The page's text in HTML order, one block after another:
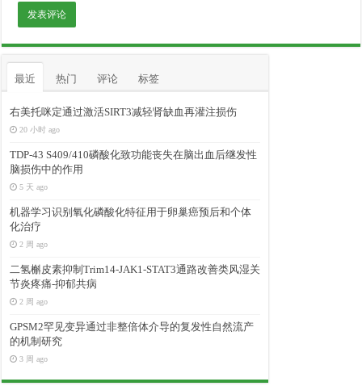
最近 热门 评论 标签
右美托咪定通过激活SIRT3减轻肾缺血再灌注损伤
20 小时 ago
TDP-43 S409/410磷酸化致功能丧失在脑出血后继发性
脑损伤中的作用
5 天 ago
机器学习识别氧化磷酸化特征用于卵巢癌预后和个体
化治疗
2 周 ago
二氢槲皮素抑制Trim14-JAK1-STAT3通路改善类风湿关
节炎疼痛-抑郁共病
2 周 ago
GPSM2罕见变异通过非整倍体介导的复发性自然流产
的机制研究
3 周 ago